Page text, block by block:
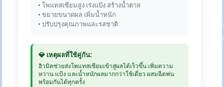
• โพแทสเซียมสูง เร่งแป้ง สร้างน้ำตาล
• ขยายขนาดผล เพิ่มน้ำหนัก
• ปรับปรุงคุณภาพและรสชาติ
💎 เหตุผลที่ใช้คู่กัน:
ฮิวมิคช่วยส่งโพแทสเซียมเข้าสู่ผลได้เร็วขึ้น เพิ่มความ
หวาน แป้ง และน้ำหนักผลมากกว่าใช้เดี่ยว ผสมฉีดพ่น
พร้อมกันได้ทุกครั้ง